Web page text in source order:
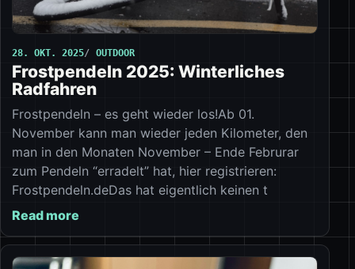
28. OKT. 2025 OUTDOOR
Frostpendeln 2025: Winterliches
Radfahren
Frostpendeln – es geht wieder los!Ab 01.
November kann man wieder jeden Kilometer, den
man in den Monaten November – Ende Februrar
zum Pendeln “erradelt” hat, hier registrieren:
Frostpendeln.deDas hat eigentlich keinen t
Read more